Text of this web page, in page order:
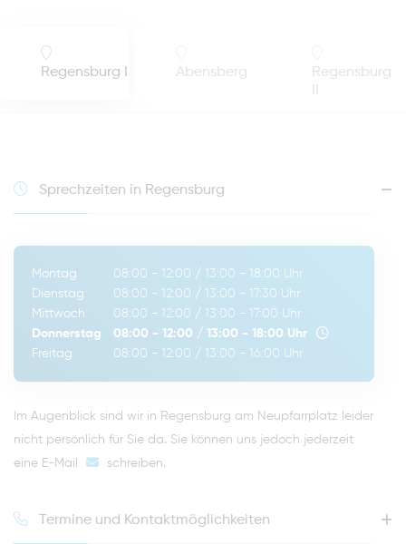
Regensburg I Abensberg
Regensburg
Sprechzeiten in Regensburg
Montag 08:00 - 12:00 / 13:00 - 18:00 Uhr
Dienstag
08:00 - 12:00 / 13:00 - 17:30 Uhr
Mittwoch
08:00 - 12:00 / 13:00 - 17:00 Uhr
Donnerstag
08:00 - 12:00 / 13:00 - 18:00 Uhr
Freitag
08:00 - 12:00 / 13:00 - 16:00 Uhr
Im Augenblick sind wir in Regensburg am Neupfarrplatz leider
nicht persönlich für Sie da. Sie können uns jedoch jederzeit
eine E-Mail
schreiben.
Termine und Kontaktmöglichkeiten